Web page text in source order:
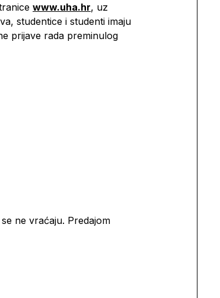
www.uha.hr, uz
studentice i studenti imaju
prijave rada preminulog
ne vraćaju. Predajom